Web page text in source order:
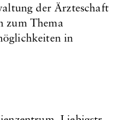
der Ärzteschaft
zum Thema
in